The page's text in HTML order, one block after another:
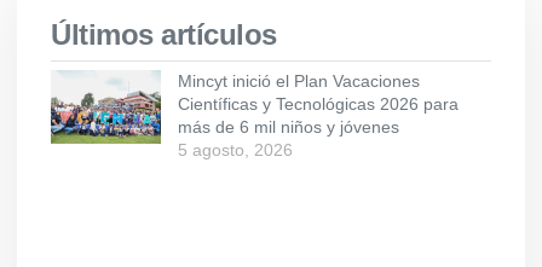
Últimos artículos
Mincyt inició el Plan Vacaciones
Científicas y Tecnológicas 2026 para
más de 6 mil niños y jóvenes
5 agosto, 2026